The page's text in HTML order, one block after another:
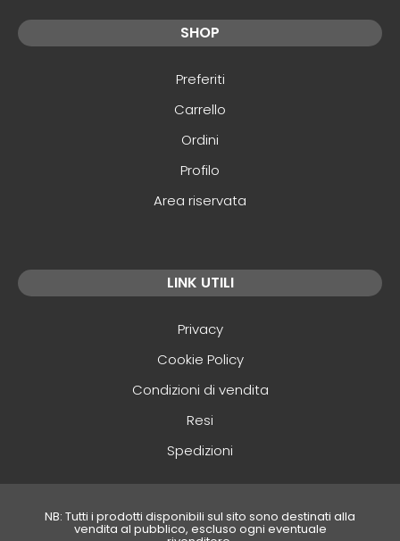
SHOP
Preferiti
Carrello
Ordini
Profilo
Area riservata
LINK UTILI
Privacy
Cookie Policy
Condizioni di vendita
Resi
Spedizioni
NB: Tutti i prodotti disponibili sul sito sono destinati alla
vendita al pubblico, escluso ogni eventuale